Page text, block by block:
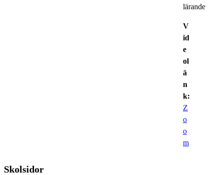
lärande
V
id
e
ol
ä
n
k:
Z
o
o
m
Skolsidor